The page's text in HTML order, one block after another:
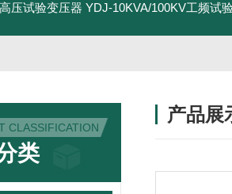
压试验变压器 YDJ-10KVA/100KV工频试
CLASSIFICATION
类
产品展